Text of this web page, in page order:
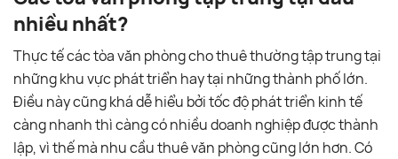
nhiều nhất?
Thực tế các tòa văn phòng cho thuê thường tập trung tại
những khu vực phát triển hay tại những thành phố lớn.
Điều này cũng khá dễ hiểu bởi tốc độ phát triển kinh tế
càng nhanh thì càng có nhiều doanh nghiệp được thành
lập, vì thế mà nhu cầu thuê văn phòng cũng lớn hơn. Có